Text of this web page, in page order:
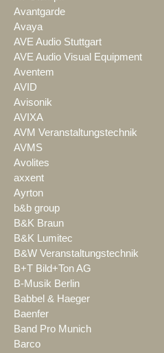
Avantgarde
Avaya
AVE Audio Stuttgart
AVE Audio Visual Equipment
Aventem
AVID
Avisonik
AVIXA
AVM Veranstaltungstechnik
AVMS
Avolites
axxent
Ayrton
b&b group
B&K Braun
B&K Lumitec
B&W Veranstaltungstechnik
B+T Bild+Ton AG
B-Musik Berlin
Babbel & Haeger
Baenfer
Band Pro Munich
Barco